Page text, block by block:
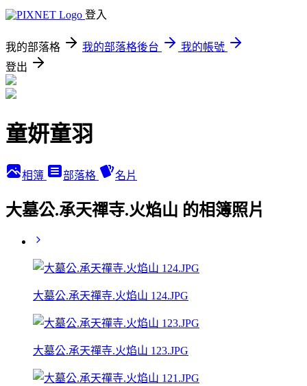
登入
我的部落格 我的部落格後台
我的帳號
登出
童妍童羽
相簿 部落格 名片
大墓公.承天禪寺.火焰山 的相簿照片
大墓公.承天禪寺.火焰山 124.JPG
大墓公.承天禪寺.火焰山 123.JPG